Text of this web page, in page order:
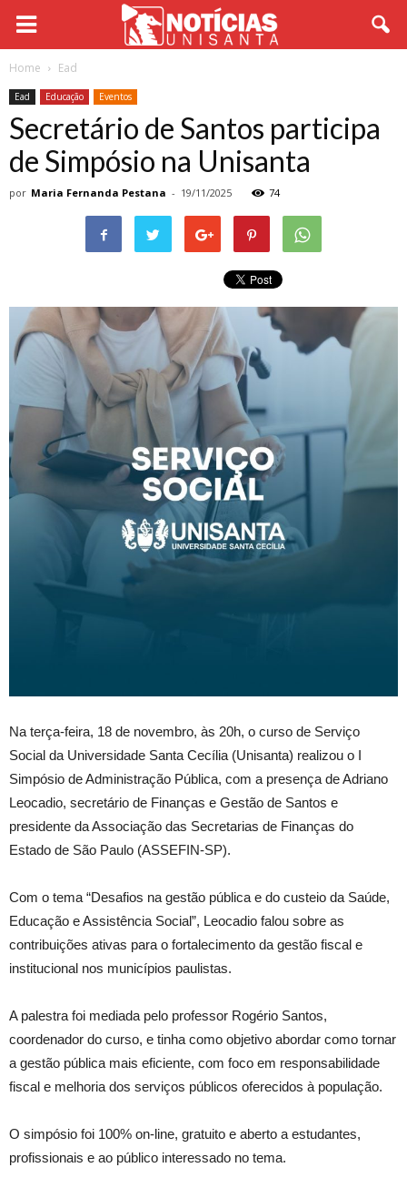
Home Ead
Ead Educação Eventos
Secretário de Santos participa
de Simpósio na Unisanta
por Maria Fernanda Pestana - 19/11/2025 74
Na terça-feira, 18 de novembro, às 20h, o curso de Serviço
Social da Universidade Santa Cecília (Unisanta) realizou o I
Simpósio de Administração Pública, com a presença de Adriano
Leocadio, secretário de Finanças e Gestão de Santos e
presidente da Associação das Secretarias de Finanças do
Estado de São Paulo (ASSEFIN-SP).
Com o tema “Desafios na gestão pública e do custeio da Saúde,
Educação e Assistência Social”, Leocadio falou sobre as
contribuições ativas para o fortalecimento da gestão fiscal e
institucional nos municípios paulistas.
A palestra foi mediada pelo professor Rogério Santos,
coordenador do curso, e tinha como objetivo abordar como tornar
a gestão pública mais eficiente, com foco em responsabilidade
fiscal e melhoria dos serviços públicos oferecidos à população.
O simpósio foi 100% on-line, gratuito e aberto a estudantes,
profissionais e ao público interessado no tema.